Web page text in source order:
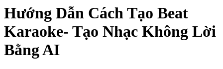
Hướng Dẫn Cách Tạo Beat
Karaoke- Tạo Nhạc Không Lời
Bằng AI